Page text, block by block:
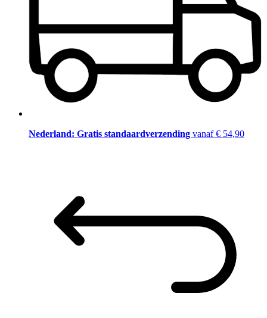
Nederland: Gratis standaardverzending vanaf € 54,90